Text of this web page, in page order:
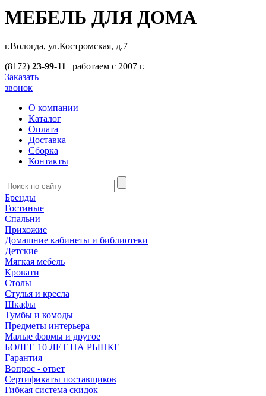
МЕБЕЛЬ ДЛЯ ДОМА
г.Вологда, ул.Костромская, д.7
(8172) 23-99-11 | работаем с 2007 г.
Заказать
звонок
О компании
Каталог
Оплата
Доставка
Сборка
Контакты
Бренды
Гостиные
Спальни
Прихожие
Домашние кабинеты и библиотеки
Детские
Мягкая мебель
Кровати
Столы
Стулья и кресла
Шкафы
Тумбы и комоды
Предметы интерьера
Малые формы и другое
БОЛЕЕ 10 ЛЕТ НА РЫНКЕ
Гарантия
Вопрос - ответ
Сертификаты поставщиков
Гибкая система скидок